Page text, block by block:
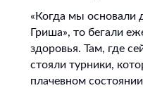
«Когда мы основали
Гриша», то бегали
здоровья. Там, где
стояли турники,
плачевном